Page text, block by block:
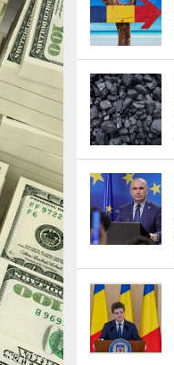
FOTO: ISTOCK